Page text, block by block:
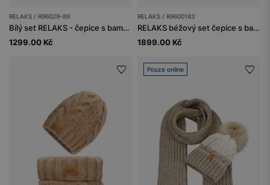
RELAKS / R96029-89
Bílý set RELAKS - čepice s bambulí a šála
1299.00 Kč
RELAKS / R9600183
RELAKS béžový set čepice s bambulí + šála
1899.00 Kč
Pouze online